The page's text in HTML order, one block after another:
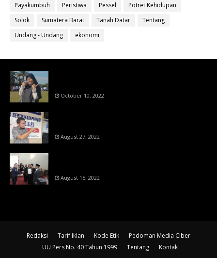
Payakumbuh
Peristiwa Pessel
Potret Kehidupan
Solok
Sumatera Barat Tanah Datar
Tentang
Undang - Undang
ekonomi
October 10, 2022
August 27, 2022
August 15, 2022
Redaksi Tarif Iklan Kode Etik
Pedoman Media Ciber
UU Pers No. 40 Tahun 1999
Tentang Kontak